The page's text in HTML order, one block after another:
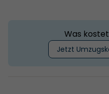
Was
Jetzt